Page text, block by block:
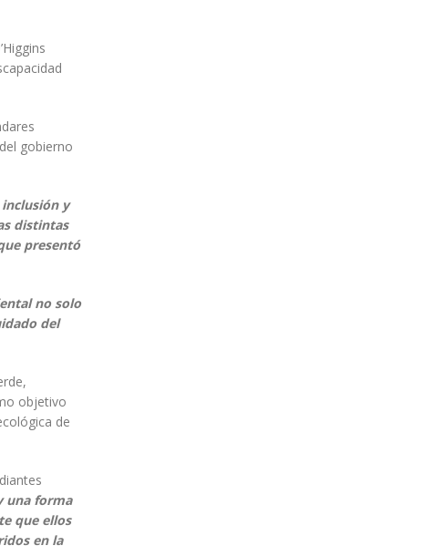
gobierno
y
distintas
presentó
no solo
del
objetivo
de
una forma
que ellos
en la